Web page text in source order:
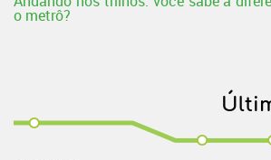
o metrô?